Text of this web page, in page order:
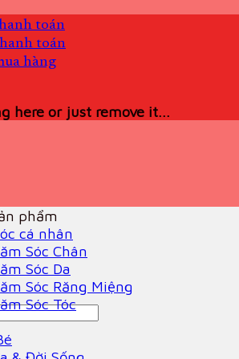
toán
toán
hàng
here or just remove it...
phẩm
cá nhân
Sóc Chân
Sóc Da
Sóc Răng Miệng
Sóc Tóc